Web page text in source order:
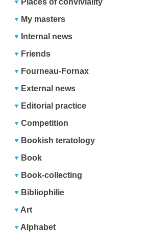
My masters
Internal news
Friends
Fourneau-Fornax
External news
Editorial practice
Competition
Bookish teratology
Book
Book-collecting
Bibliophilie
Art
Alphabet